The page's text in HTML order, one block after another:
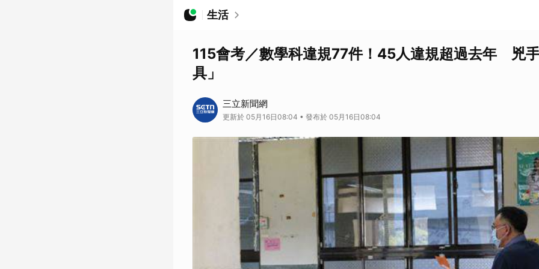
生活
115會考／數學科違規77件！45人違規超過去年 兇
具」
三立新聞網
更新於 05月16日08:04 • 發布於 05月16日08:04